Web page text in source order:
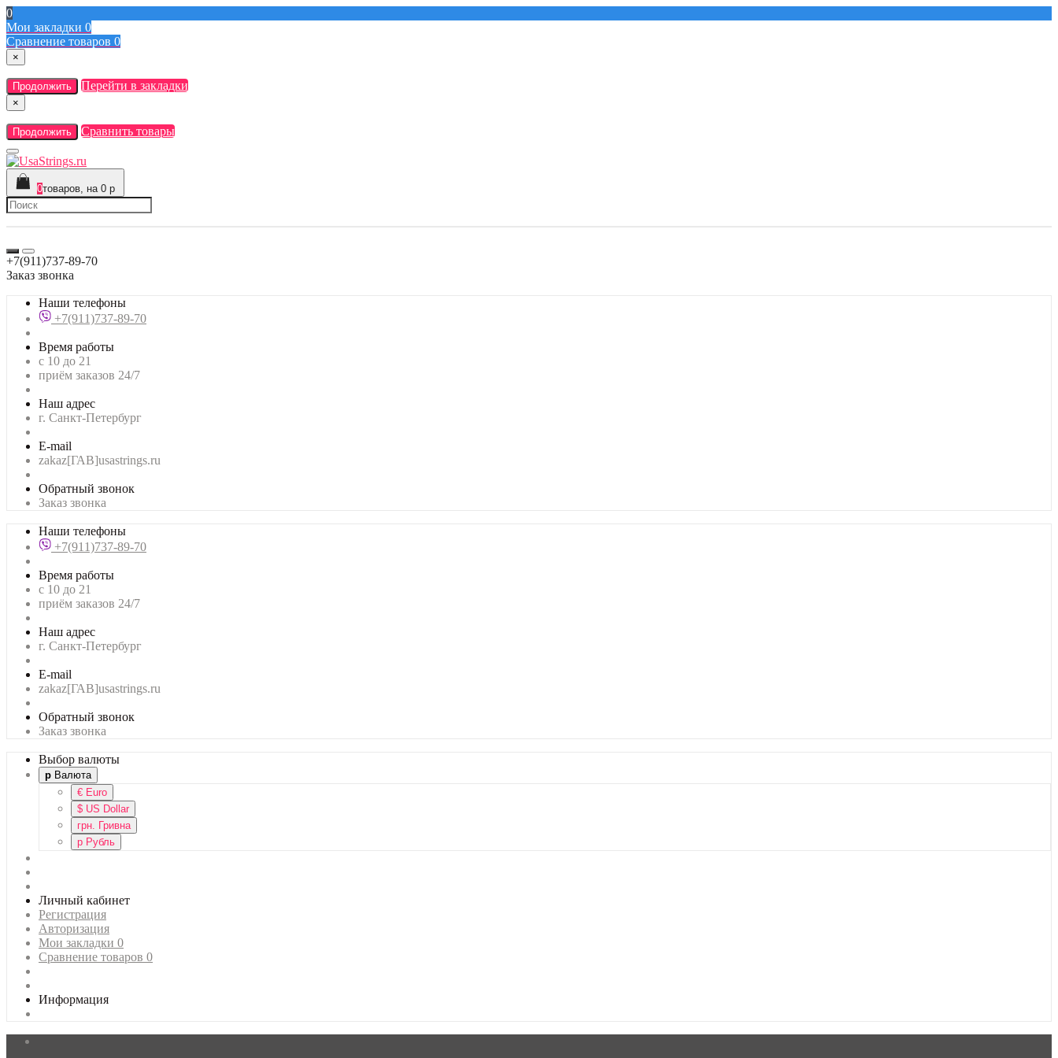
0
Мои закладки 0
Сравнение товаров 0
×
Продолжить Перейти в закладки
×
Продолжить Сравнить товары
0товаров, на 0 р
+7(911)737-89-70
Заказ звонка
Наши телефоны
+7(911)737-89-70
Время работы
с 10 до 21
приём заказов 24/7
Наш адрес
г. Санкт-Петербург
E-mail
zakaz[ГАВ]usastrings.ru
Обратный звонок
Заказ звонка
Наши телефоны
+7(911)737-89-70
Время работы
с 10 до 21
приём заказов 24/7
Наш адрес
г. Санкт-Петербург
E-mail
zakaz[ГАВ]usastrings.ru
Обратный звонок
Заказ звонка
Выбор валюты
р Валюта
€ Euro
$ US Dollar
грн. Гривна
р Рубль
Личный кабинет
Регистрация
Авторизация
Мои закладки 0
Сравнение товаров 0
Информация